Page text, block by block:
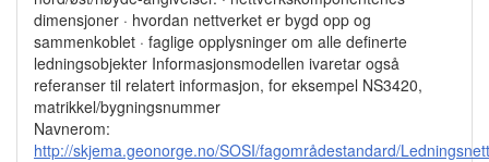
dimensjoner · hvordan nettverket er bygd opp og
sammenkoblet · faglige opplysninger om alle definerte
ledningsobjekter Informasjonsmodellen ivaretar også
referanser til relatert informasjon, for eksempel NS3420,
matrikkel/bygningsnummer
Navnerom:
http://skjema.geonorge.no/SOSI/fagområdestandard/